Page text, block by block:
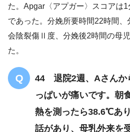
うまく授乳する
た。Apgar〈アプガー〉スコアは
であった。分娩所要時間22時間、
会陰裂傷Ⅱ度、分娩後2時間の母
た。
44 退院2週、Aさんか
っぱいが痛いです。朝
熱を測ったら38.6℃あ
話があり、母乳外来を